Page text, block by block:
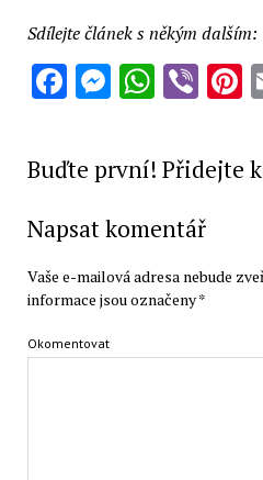
Sdílejte článek s někým dalším:
Facebook
Buďte první! Přidejte
Napsat komentář
Vaše e-mailová adresa nebude
informace jsou označeny*
Okomentovat